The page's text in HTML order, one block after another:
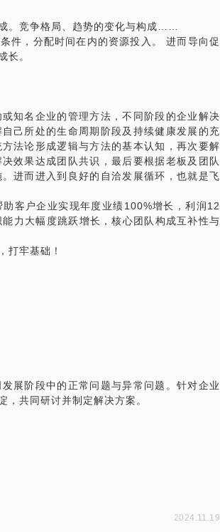
。竞争格局、趋势的变化与构成……
件，分配时间在内的资源投入。 进而导向促
长。
知名企业的管理方法，不同阶段的企业解决
己所处的生命周期阶段及持续健康发展的充
法论形成逻辑与方法的基本认知，再次要解
效果达成团队共识，最后要根据老板及团队
进而进入到良好的自洽发展循环，也就是飞
客户企业实现年度业绩100%增长，利润12
力大幅度跳跃增长，核心团队构成互补性与
打牢基础！
展阶段中的正常问题与异常问题。针对企业
，共同研讨并制定解决方案。
2024.11.19